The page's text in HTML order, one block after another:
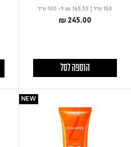
150 מ"ל ₪ 163.33 ל- 100 מ"ל
₪ 245.00
הוספה לסל
NEW